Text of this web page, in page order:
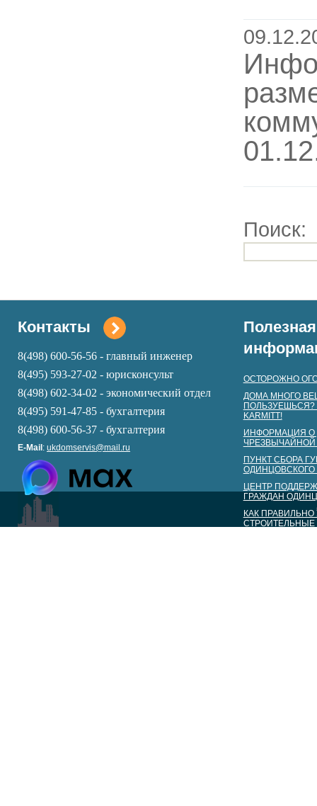
Поиск:
Контакты
8(498) 600-56-56 - главный инженер
8(495) 593-27-02 - юрисконсульт
8(498) 602-34-02 - экономический отдел
8(495) 591-47-85 - бухгалтерия
8(498) 600-56-37 - бухгалтерия
E-Mail : ukdomservis@mail.ru
Полезная
ОСТОРОЖНО
ДОМА МНОГО
ПОЛЬЗУЕШЬСЯ?
KARMITT!
ИНФОРМАЦИЯ О
ПУНКТ СБОРА
ОДИНЦОВСКОГО
ЦЕНТР
ГРАЖДАН
КАК
СТРОИТЕЛЬНЫЕ